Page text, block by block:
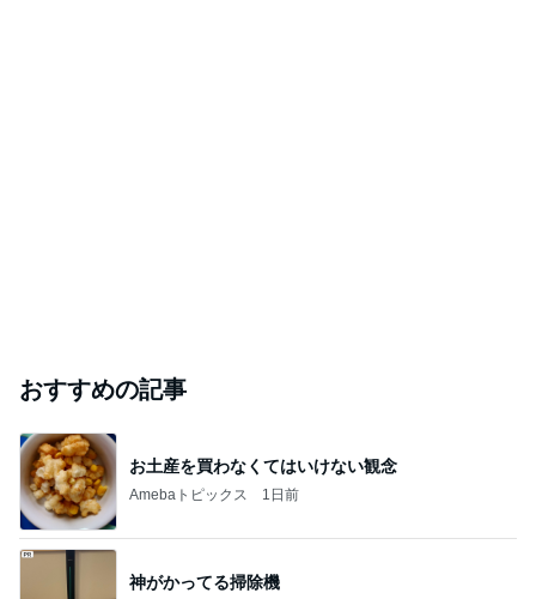
おすすめの記事
お土産を買わなくてはいけない観念
Amebaトピックス 1日前
神がかってる掃除機